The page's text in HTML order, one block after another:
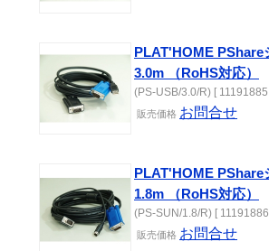
PLAT'HOME PShare
3.0m （RoHS対応）
(PS-USB/3.0/R) [
販売価格 お問合せ
PLAT'HOME PShare
1.8m （RoHS対応）
(PS-SUN/1.8/R) [
販売価格 お問合せ